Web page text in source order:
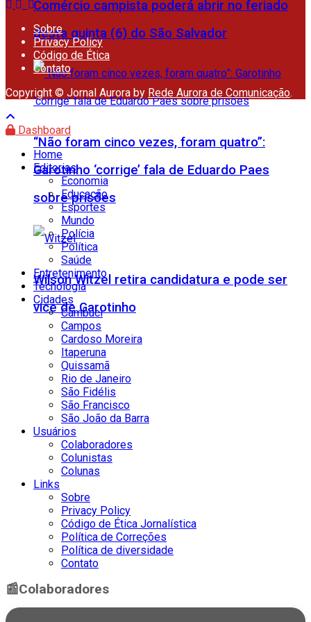
Comércio campista poderá abrir no feriado
desta quinta (6) do São Salvador
“Não foram cinco vezes, foram quatro”:
Garotinho ‘corrige’ fala de Eduardo Paes
sobre prisões
Wilson Witzel retira candidatura e pode ser
vice de Garotinho
Sobre
Privacy Policy
Código de Ética
Contato
Copyright © Jornal Aurora by Rede Aurora de Comunicação.
Dashboard
Home
Editorias
Economia
Educação
Esportes
Mundo
Polícia
Política
Saúde
Entretenimento
Tecnologia
Cidades
Cambuci
Campos
Cardoso Moreira
Itaperuna
Quissamã
Rio de Janeiro
São Fidélis
São Francisco
São João da Barra
Usuários
Colaboradores
Colunistas
Colunas
Links
Sobre
Privacy Policy
Código de Ética Jornalística
Política de Correções
Política de diversidade
Contato
📰Colaboradores